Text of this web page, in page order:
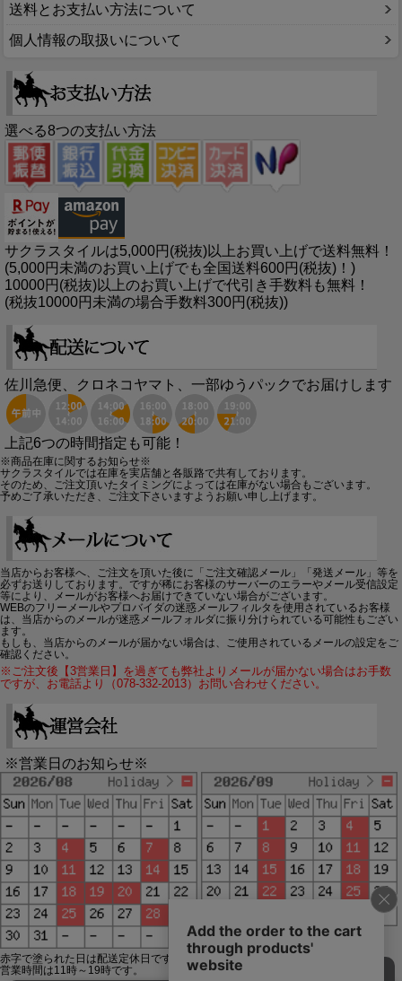
送料とお支払い方法について
個人情報の取扱いについて
選べる8つの支払い方法
サクラスタイルは5,000円(税抜)以上お買い上げで送料無料！
(5,000円未満のお買い上げでも全国送料600円(税抜)！)
10000円(税抜)以上のお買い上げで代引き手数料も無料！
(税抜10000円未満の場合手数料300円(税抜))
佐川急便、クロネコヤマト、一部ゆうパックでお届けします
上記6つの時間指定も可能！
※商品在庫に関するお知らせ※
サクラスタイルでは在庫を実店舗と各販路で共有しております。
そのため、ご注文頂いたタイミングによっては在庫がない場合もございます。
予めご了承いただき、ご注文下さいますようお願い申し上げます。
当店からお客様へ、ご注文を頂いた後に「ご注文確認メール」「発送メール」等を
必ずお送りしております。ですが稀にお客様のサーバーのエラーやメール受信設定
等により、メールがお客様へお届けできていない場合がございます。
WEBのフリーメールやプロバイダの迷惑メールフィルタを使用されているお客様
は、当店からのメールが迷惑メールフォルダに振り分けられている可能性もござい
ます。
もしも、当店からのメールが届かない場合は、ご使用されているメールの設定をご
確認ください。
※ご注文後【3営業日】を過ぎても弊社よりメールが届かない場合はお手数
ですが、お電話より（078-332-2013）お問い合わせください。
※営業日のお知らせ※
赤字で塗られた日は配送定休日です。
営業時間は11時～19時です。